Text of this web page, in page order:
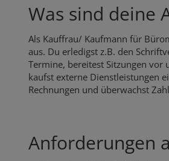
Was sind deine
Als Kauffrau/ Kaufmann für
aus. Du erledigst z.B. den
Termine, bereitest Sitzungen vor
kaufst externe Dienstleistungen
Rechnungen und überwachst
Anforderungen